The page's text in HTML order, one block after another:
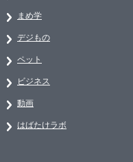
まめ学
デジもの
ペット
ビジネス
動画
はばたけラボ